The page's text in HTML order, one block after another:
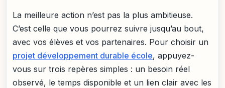
La meilleure action n’est pas la plus ambitieuse.
C’est celle que vous pourrez suivre jusqu’au bout,
avec vos élèves et vos partenaires. Pour choisir un
projet développement durable école, appuyez-
vous sur trois repères simples : un besoin réel
observé, le temps disponible et un lien clair avec les